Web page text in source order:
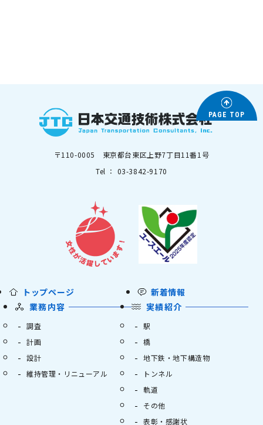
PAGE TOP
〒110-0005 東京都台東区上野7丁目11番1号
Tel ： 03-3842-9170
トップページ
新着情報
業務内容
調査
計画
設計
維持管理・リニューアル
実績紹介
駅
橋
地下鉄・地下構造物
トンネル
軌道
その他
表彰・感謝状